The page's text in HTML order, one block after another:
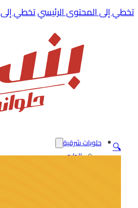
hacklinkfilm izlehacklink
تخطي إلى المحتوى الرئيسيتخطي إلى
حلويات شرقية
الطرى
🔍